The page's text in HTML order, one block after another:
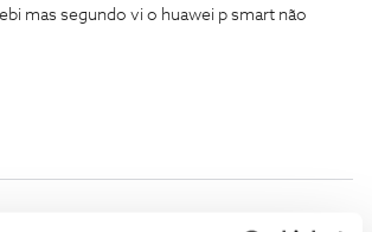
mas segundo vi o huawei p smart não